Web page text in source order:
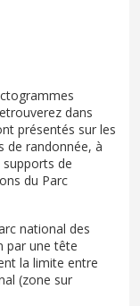
dans
présentés sur les
de randonnée, à
de
du Parc
national des
par une tête
la limite entre
(zone sur